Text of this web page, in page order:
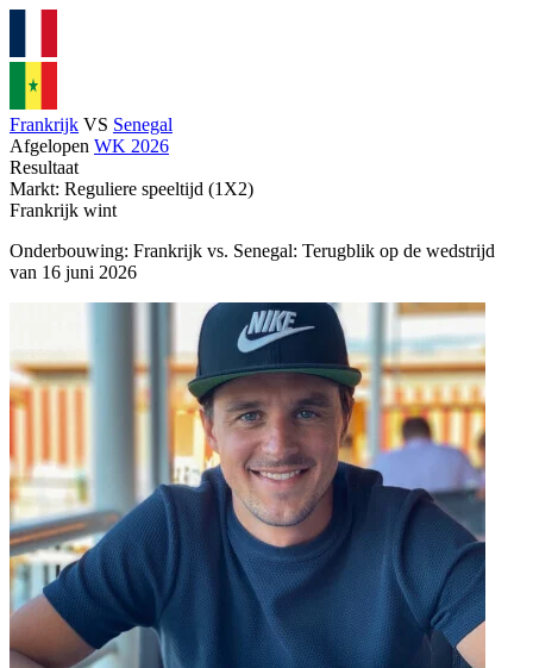
Frankrijk VS Senegal
Afgelopen WK 2026
Resultaat
Markt: Reguliere speeltijd (1X2)
Frankrijk wint
Onderbouwing: Frankrijk vs. Senegal: Terugblik op de wedstrijd
van 16 juni 2026